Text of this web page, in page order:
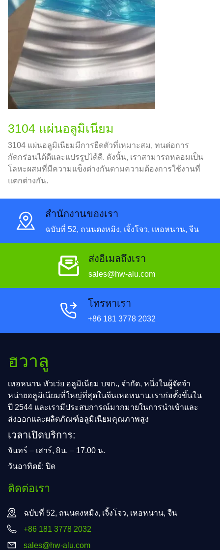
3104 แผ่นอลูมิเนียม
3104 แผ่นอลูมิเนียมมีการยืดตัวที่เหมาะสม, ทนต่อการ
กัดกร่อนได้ดีและแปรรูปได้ดี. ดังนั้น, เราสามารถหลอมเป็น
โลหะผสมที่มีความแข็งต่างกันตามความต้องการใช้งานที่
แตกต่างกัน.
สํานักงานของเรา
ฉบับที่ 52, ถนนตงหมิง, เจิ้งโจว, เหอหนาน, จีน
ส่งอีเมลถึงเรา
sales@hw-alu.com
โทรหาเรา
+86 181 3778 2032
ฮวาลู
เหอหนาน หัวเว่ย อลูมิเนียม บจก., จํากัด, หนึ่งในผู้จัดจํา
หน่ายอลูมิเนียมที่ใหญ่ที่สุดในจีนเหอหนาน,เราก่อตั้งขึ้นใน
ปี 2544 และเรามีประสบการณ์มากมายในการนําเข้าและ
ส่งออกและผลิตภัณฑ์อลูมิเนียมคุณภาพสูง
เวลาเปิดบริการ:
จันทร์ – เสาร์, 8น. – 17.00 น.
วันอาทิตย์: ปิด
ติดต่อเรา
ฉบับที่ 52, ถนนตงหมิง, เจิ้งโจว, เหอหนาน, จีน
+86 181 3778 2032
sales@hw-alu.com